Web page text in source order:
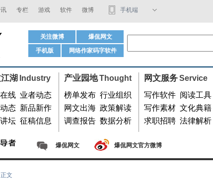
专栏 游戏 软件 微博 手机端
用微信扫我
关注微博
爆侃网文
手机版
网络作家码字软件
湖 Industry
线 业者动态
态 新品新作
坛 征稿信息
产业园地Thought
榜单发布 行业组织
网文出海 政策解读
调查报告 数据分析
网文服务Service
写作软件 阅读工具
写作素材 文化典籍
求职招聘 法律解析
爆侃网文 爆侃网文官方微博
正文